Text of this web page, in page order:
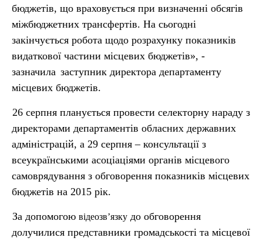
бюджетів, що враховується при визначенні обсягів
міжбюджетних трансфертів. На сьогодні
закінчується робота щодо розрахунку показників
видаткової частини місцевих бюджетів», -
зазначила заступник директора департаменту
місцевих бюджетів.
26 серпня планується провести селекторну нараду з
директорами департаментів обласних державних
адміністрацій, а 29 серпня – консультації з
всеукраїнськими асоціаціями органів місцевого
самоврядування з обговорення показників місцевих
бюджетів на 2015 рік.
За допомогою відеозв’язку до обговорення
долучилися представники громадськості та місцевої